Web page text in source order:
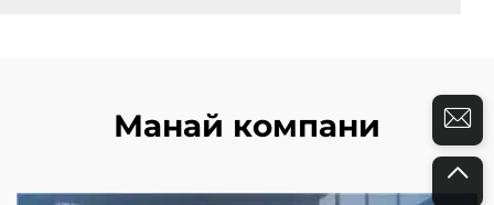
Манай компани